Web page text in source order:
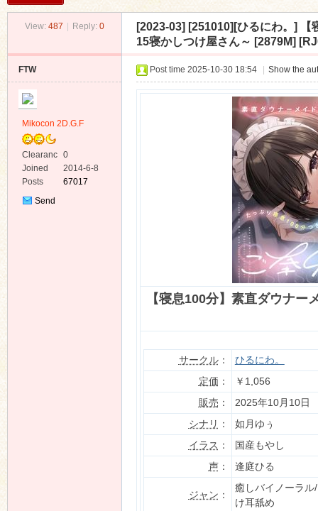
› ›
View: 487 Reply: 0 [2023-03] [251010][ひるにわ。] 【
15寝かしつけ屋さん～ [2879M]
FTW
Mikocon 2D.G.F
Clearanc
e
0
Joined
2014-6-8
Posts
67017
Send
Post time 2025-10-30 18:54 Show the
【寝息100分】素直ダウナ
サークル：
ひるにわ。
定価 ：
￥1,056
販売 ：
2025年10月10日
シナリ ：
如月ゆぅ
イラス ：
国産もやし
声： 逢庭ひる
ジャン ：
癒しバイノーラル
け耳舐め